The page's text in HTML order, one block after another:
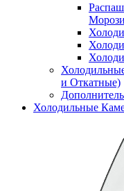
и Откатные)
Холодильные